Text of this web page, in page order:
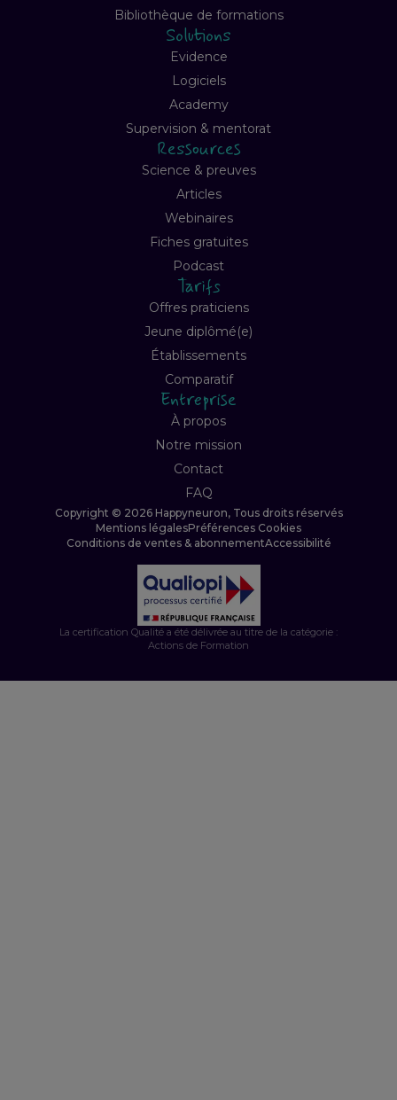
Bibliothèque de formations
Solutions
Evidence
Logiciels
Academy
Supervision & mentorat
Ressources
Science & preuves
Articles
Webinaires
Fiches gratuites
Podcast
Tarifs
Offres praticiens
Jeune diplômé(e)
Établissements
Comparatif
Entreprise
À propos
Notre mission
Contact
FAQ
Copyright © 2026 Happyneuron, Tous droits réservés
Mentions légalesPréférences Cookies
Conditions de ventes & abonnementAccessibilité
La certification Qualité a été délivrée au titre de la catégorie :
Actions de Formation